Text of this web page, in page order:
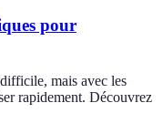
pour
mais avec les
rapidement. Découvrez